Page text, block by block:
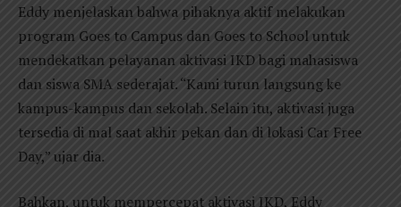
Eddy menjelaskan bahwa pihaknya aktif melakukan
program Goes to Campus dan Goes to School untuk
mendekatkan pelayanan aktivasi IKD bagi mahasiswa
dan siswa SMA sederajat. “Kami turun langsung ke
kampus-kampus dan sekolah. Selain itu, aktivasi juga
tersedia di mal saat akhir pekan dan di lokasi Car Free
Day,” ujar dia.
Bahkan, untuk mempercepat aktivasi IKD, Eddy